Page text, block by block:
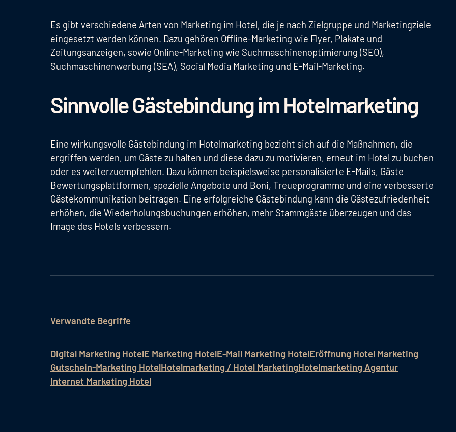
Es gibt verschiedene Arten von Marketing im Hotel, die je nach Zielgruppe und Marketingziele
eingesetzt werden können. Dazu gehören Offline-Marketing wie Flyer, Plakate und
Zeitungsanzeigen, sowie Online-Marketing wie Suchmaschinenoptimierung (SEO),
Suchmaschinenwerbung (SEA), Social Media Marketing und E-Mail-Marketing.
Sinnvolle Gästebindung im Hotelmarketing
Eine wirkungsvolle Gästebindung im Hotelmarketing bezieht sich auf die Maßnahmen, die
ergriffen werden, um Gäste zu halten und diese dazu zu motivieren, erneut im Hotel zu buchen
oder es weiterzuempfehlen. Dazu können beispielsweise personalisierte E-Mails, Gäste
Bewertungsplattformen, spezielle Angebote und Boni, Treueprogramme und eine verbesserte
Gästekommunikation beitragen. Eine erfolgreiche Gästebindung kann die Gästezufriedenheit
erhöhen, die Wiederholungsbuchungen erhöhen, mehr Stammgäste überzeugen und das
Image des Hotels verbessern.
Verwandte Begriffe
Digital Marketing HotelE Marketing HotelE-Mail Marketing HotelEröffnung Hotel Marketing
Gutschein-Marketing HotelHotelmarketing / Hotel MarketingHotelmarketing Agentur
Internet Marketing Hotel